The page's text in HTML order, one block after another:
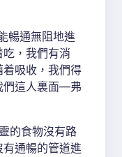
暢通無阻地進
，我們有消
吸收，我們得
們這人裏面—弗
的食物沒有路
通暢的管道進